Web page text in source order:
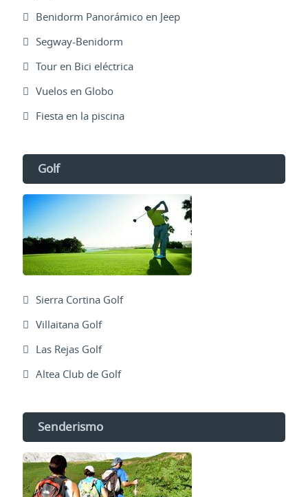
Benidorm Panorámico en Jeep
Segway-Benidorm
Tour en Bici eléctrica
Vuelos en Globo
Fiesta en la piscina
Golf
Sierra Cortina Golf
Villaitana Golf
Las Rejas Golf
Altea Club de Golf
Senderismo